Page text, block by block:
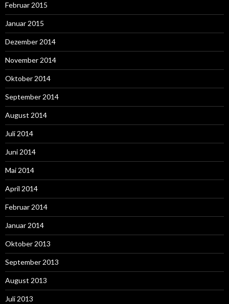
Februar 2015
Januar 2015
Dezember 2014
November 2014
Oktober 2014
September 2014
August 2014
Juli 2014
Juni 2014
Mai 2014
April 2014
Februar 2014
Januar 2014
Oktober 2013
September 2013
August 2013
Juli 2013